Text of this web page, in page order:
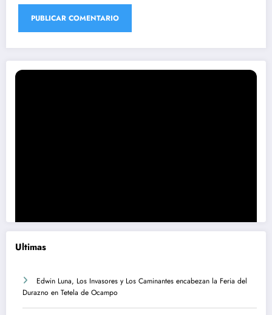
Ultimas
Edwin Luna, Los Invasores y Los Caminantes encabezan la Feria del
Durazno en Tetela de Ocampo